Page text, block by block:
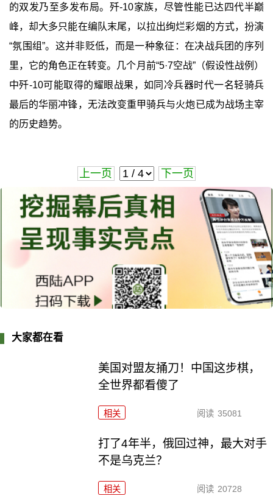
的双发乃至多发布局。歼-10家族，尽管性能已达四代半巅
峰，却大多只能在编队末尾，以拉出绚烂彩烟的方式，扮演
“氛围组”。这并非贬低，而是一种象征：在决战兵团的序列
里，它的角色正在转变。几个月前“5·7空战”（假设性战例）
中歼-10可能取得的耀眼战果，如同冷兵器时代一名轻骑兵
最后的华丽冲锋，无法改变重甲骑兵与火炮已成为战场主宰
的历史趋势。
上一页 下一页
大家都在看
美国对盟友捅刀！中国这步棋，
全世界都看傻了
相关 阅读 35081
打了4年半，俄回过神，最大对手
不是乌克兰？
相关 阅读 20728